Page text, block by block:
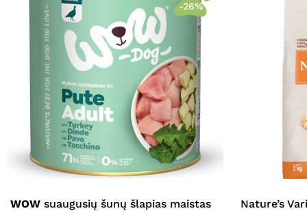
-26%
WOW suaugusių šunų šlapias maistas
Nature’s